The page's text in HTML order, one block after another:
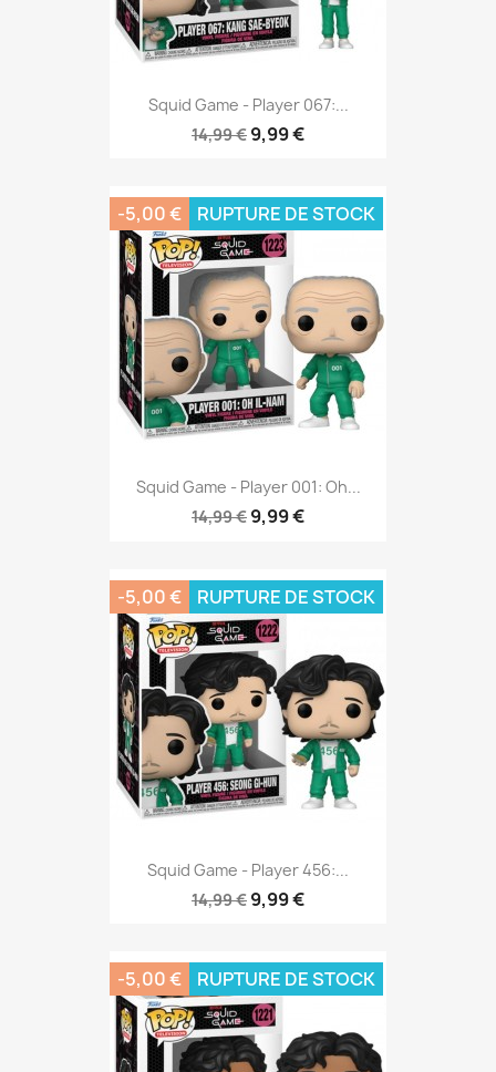
Squid Game - Player 067:...
14,99 € 9,99 €
Squid Game - Player 001: Oh...
14,99 € 9,99 €
-5,00 € RUPTURE DE STOCK
Squid Game - Player 456:...
14,99 € 9,99 €
-5,00 € RUPTURE DE STOCK
-5,00 € RUPTURE DE STOCK